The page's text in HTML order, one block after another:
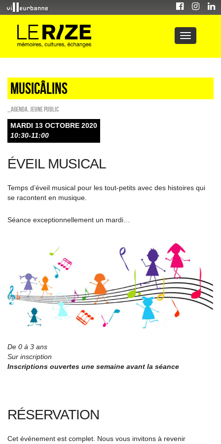
Musicâlins
_Agenda Jeune public
MARDI 13 OCTOBRE 2020
10:30-11:00
ÉVEIL MUSICAL
Temps d’éveil musical pour les tout-petits avec des histoires qui
se racontent en musique.
Séance exceptionnellement un mardi…
De 0 à 3 ans
Sur inscription
Inscriptions ouvertes une semaine avant la séance
RÉSERVATION
Cet événement est complet. Nous vous invitons à revenir